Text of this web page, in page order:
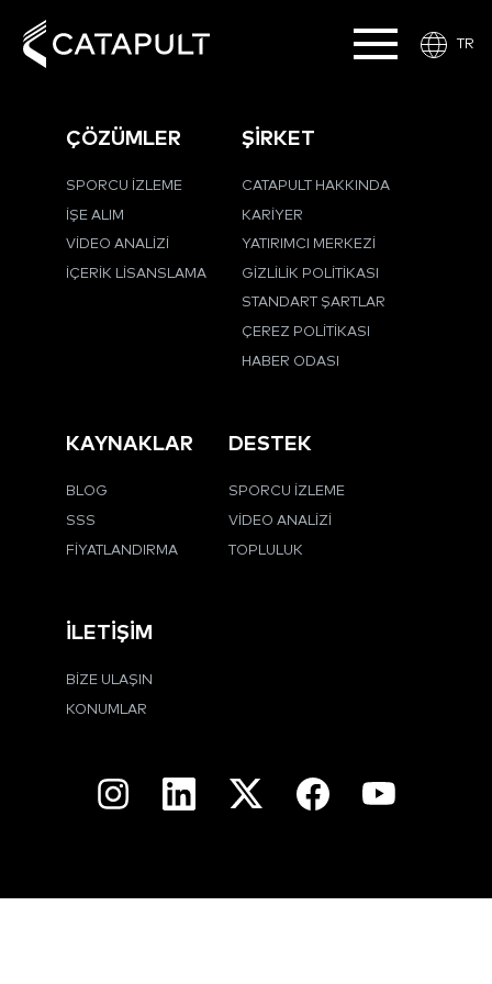
TR
ÇÖZÜMLER
SPORCU İZLEME
İŞE ALIM
VIDEO ANALIZI
İÇERIK LISANSLAMA
ŞİRKET
CATAPULT HAKKINDA
KARIYER
YATIRIMCI MERKEZI
GIZLILIK POLITIKASI
STANDART ŞARTLAR
ÇEREZ POLITIKASI
HABER ODASI
KAYNAKLAR
BLOG
SSS
FIYATLANDIRMA
DESTEK
SPORCU İZLEME
VIDEO ANALIZI
TOPLULUK
İLETIŞIM
BIZE ULAŞIN
KONUMLAR